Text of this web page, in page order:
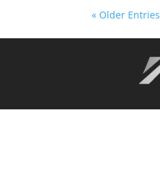
« Older Entries